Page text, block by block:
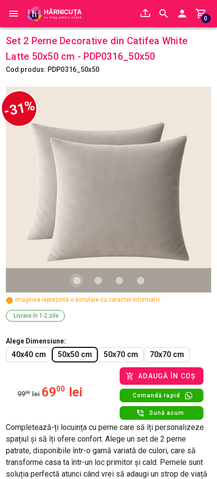
0
Set 2 Perne Decorative din Catifea White
Latte 50x50 cm - PDP0316_50x50
Cod produs: PDP0316_50x50
-31%
imaginea reprezintă o simulare cu caracter informativ.
Livrare în 1-2 zile
Alege Dimensiune
40x40 cm 50x50 cm 50x70 cm 70x70 cm
9900 lei 6900 lei
ADAUGĂ ÎN COȘ
Comandă rapid
Sună acum
Completează-ți locuința cu perne care să îți personalizeze
spațiul și să îți ofere confort. Alege un set de 2 perne
patrate, disponibile într-o gamă variată de culori, care să
transforme casa ta într-un loc primitor și cald. Pernele sunt
soluția perfectă atunci când vrei să adaugi un strop de viață